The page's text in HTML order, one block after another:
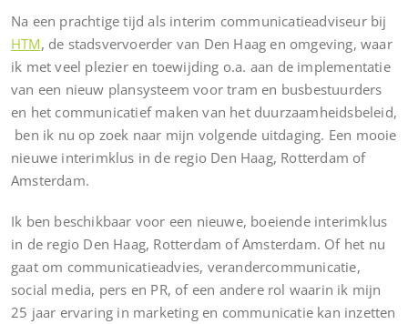
Na een prachtige tijd als interim communicatieadviseur bij
HTM, de stadsvervoerder van Den Haag en omgeving, waar
ik met veel plezier en toewijding o.a. aan de implementatie
van een nieuw plansysteem voor tram en busbestuurders
en het communicatief maken van het duurzaamheidsbeleid,
ben ik nu op zoek naar mijn volgende uitdaging. Een mooie
nieuwe interimklus in de regio Den Haag, Rotterdam of
Amsterdam.
Ik ben beschikbaar voor een nieuwe, boeiende interimklus
in de regio Den Haag, Rotterdam of Amsterdam. Of het nu
gaat om communicatieadvies, verandercommunicatie,
social media, pers en PR, of een andere rol waarin ik mijn
25 jaar ervaring in marketing en communicatie kan inzetten